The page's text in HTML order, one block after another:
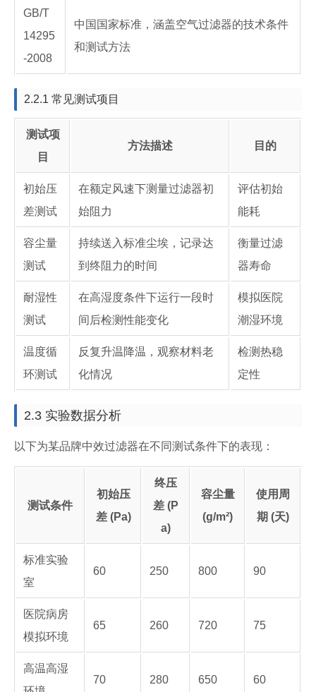
GB/T
14295
-2008
中国国家标准，涵盖空气过滤器的技术条件
和测试方法
2.2.1 常见测试项目
测试项
目
方法描述 目的
初始压
差测试
在额定风速下测量过滤器初
始阻力
评估初始
能耗
容尘量
测试
持续送入标准尘埃，记录达
到终阻力的时间
衡量过滤
器寿命
耐湿性
测试
在高湿度条件下运行一段时
间后检测性能变化
模拟医院
潮湿环境
温度循
环测试
反复升温降温，观察材料老
化情况
检测热稳
定性
2.3 实验数据分析
以下为某品牌中效过滤器在不同测试条件下的表现：
测试条件
初始压
差 (Pa)
终压
差 (P
a)
容尘量
(g/m²)
使用周
期 (天)
标准实验
室
60 250 800 90
医院病房
模拟环境
65 260 720 75
高温高湿
70 280 650 60